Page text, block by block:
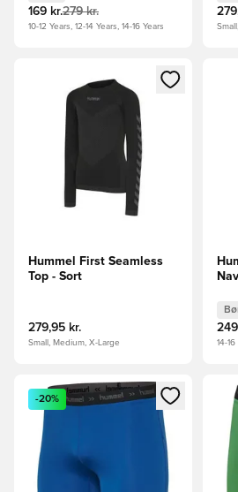
169 kr.279 kr.
10-12 Years, 12-14 Years, 14-16 Years
Åbner en Modal til at logge ind
Hummel First Seamless
Top - Sort
279,95 kr.
Small, Medium, X-Large 14-16
Åbner en Modal til at logge ind
-20%